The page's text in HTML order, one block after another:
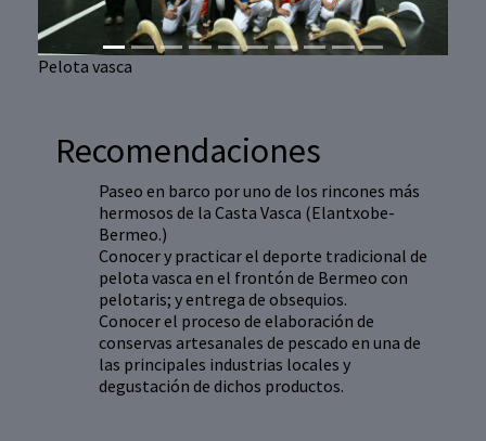
Pelota vasca
Recomendaciones
Paseo en barco por uno de los rincones más
hermosos de la Casta Vasca (Elantxobe-
Bermeo.)
Conocer y practicar el deporte tradicional de
pelota vasca en el frontón de Bermeo con
pelotaris; y entrega de obsequios.
Conocer el proceso de elaboración de
conservas artesanales de pescado en una de
las principales industrias locales y
degustación de dichos productos.